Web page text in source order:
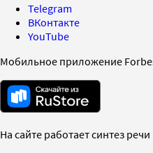
Telegram
ВКонтакте
YouTube
Мобильное приложение
На сайте работает синтез речи